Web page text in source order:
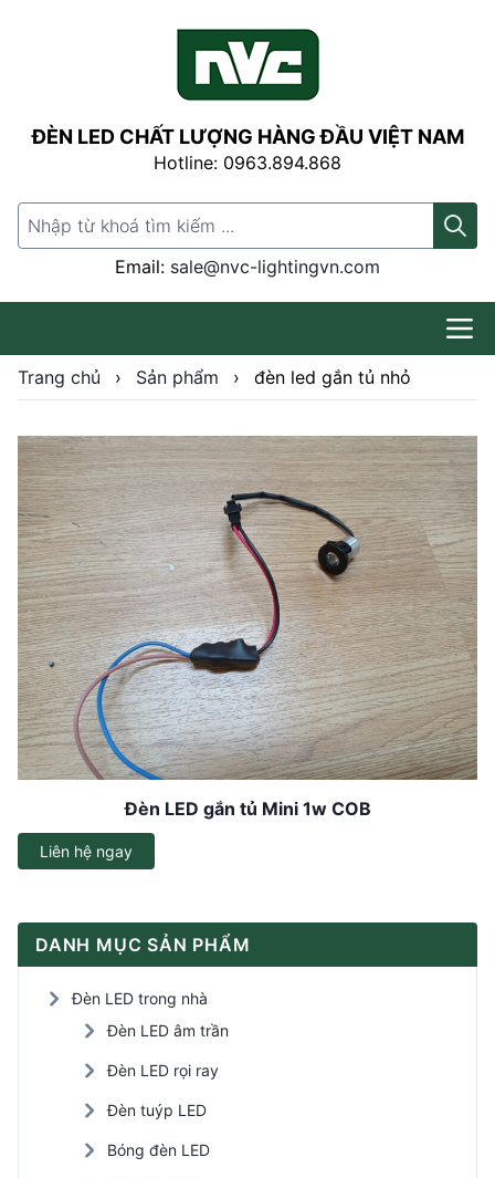
ĐÈN LED CHẤT LƯỢNG HÀNG ĐẦU VIỆT NAM
Hotline: 0963.894.868
Search for:
Email: sale@nvc-lightingvn.com
Trang chủ › Sản phẩm › đèn led gắn tủ nhỏ
Đèn LED gắn tủ Mini 1w COB
Liên hệ ngay
DANH MỤC SẢN PHẨM
Đèn LED trong nhà
Đèn LED âm trần
Đèn LED rọi ray
Đèn tuýp LED
Bóng đèn LED